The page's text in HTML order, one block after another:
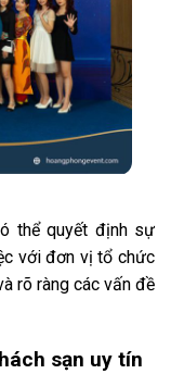
thể quyết định sự
với đơn vị tổ chức
rõ ràng các vấn đề
sạn uy tín